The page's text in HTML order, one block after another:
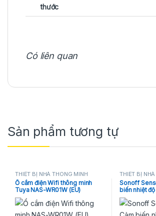
thước
Có liên quan
Sản phẩm tương tự
THIẾT BỊ NHÀ THÔNG MINH
Ổ cắm điện Wifi thông minh
Tuya NAS-WR01W (EU)
THIẾT BỊ
Sonoff
biến nhiệt
xác cao